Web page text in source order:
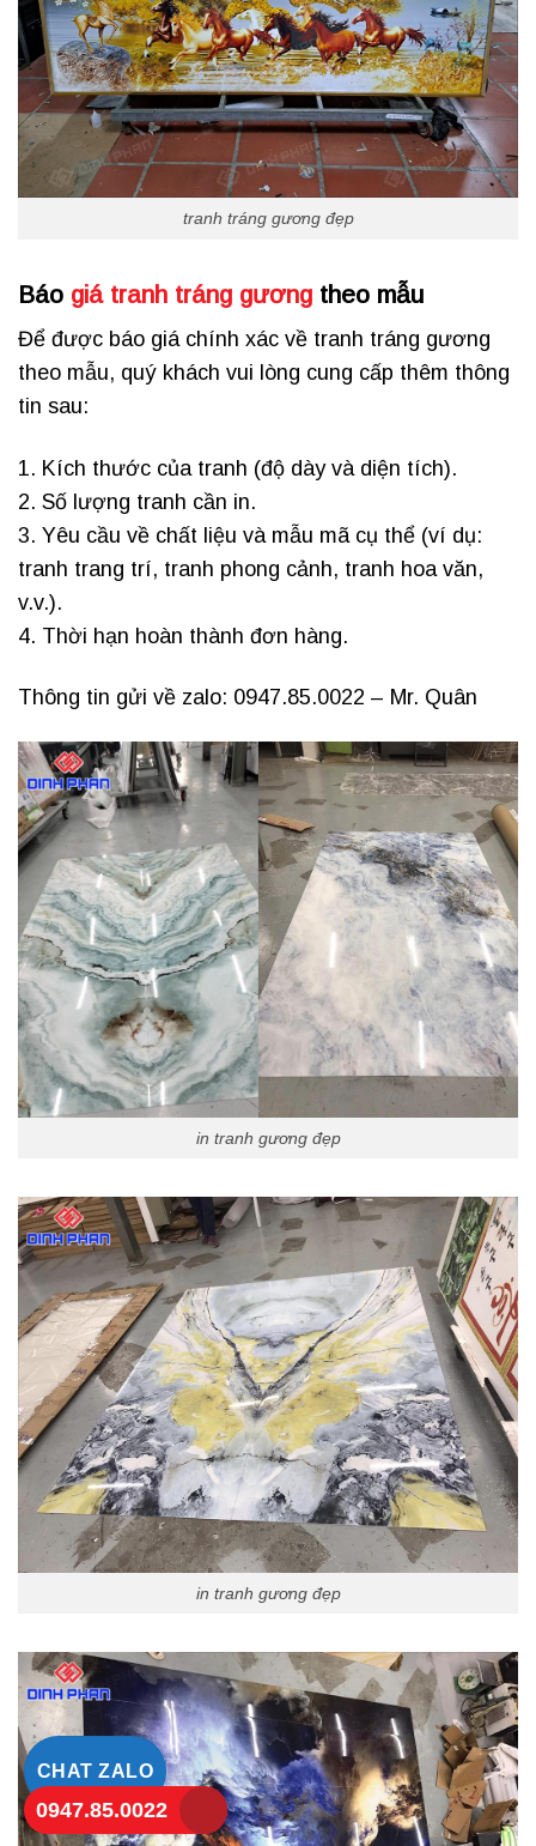
CHAT ZALO
0947.85.0022
tranh tráng gương đẹp
Báo giá tranh tráng gương theo mẫu
Để được báo giá chính xác về tranh tráng gương
theo mẫu, quý khách vui lòng cung cấp thêm thông
tin sau:
1. Kích thước của tranh (độ dày và diện tích).
2. Số lượng tranh cần in.
3. Yêu cầu về chất liệu và mẫu mã cụ thể (ví dụ:
tranh trang trí, tranh phong cảnh, tranh hoa văn,
v.v.).
4. Thời hạn hoàn thành đơn hàng.
Thông tin gửi về zalo: 0947.85.0022 – Mr. Quân
in tranh gương đẹp
in tranh gương đẹp